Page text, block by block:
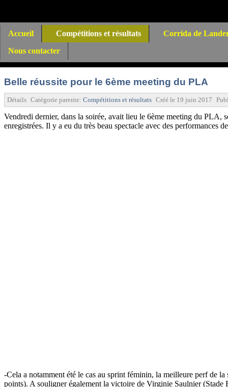
Accueil Compétitions et résultats
Corrida de
Nous contacter
Belle réussite pour le 6ème meeting du PLA
Détails Catégorie parente: Compétitions et résultats Créé le 19 juin 2017
Vendredi dernier, dans la soirée, avait lieu le 6ème meeting du PLA,
enregistrées. Il y a eu du très beau spectacle avec des performances
-Cela a notamment été le cas au sprint féminin, la meilleure perf de
points). A souligner également la victoire de Virginie Saulnier